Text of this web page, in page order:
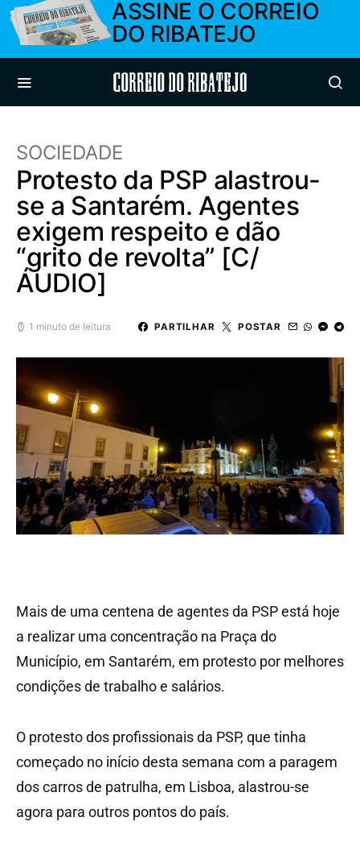
ASSINE O CORREIO
DO RIBATEJO
Correio do Ribatejo
SOCIEDADE
Protesto da PSP alastrou-
se a Santarém. Agentes
exigem respeito e dão
“grito de revolta” [C/
ÁUDIO]
1 minuto de leitura PARTILHAR POSTAR
Mais de uma centena de agentes da PSP está hoje
a realizar uma concentração na Praça do
Município, em Santarém, em protesto por melhores
condições de trabalho e salários.
O protesto dos profissionais da PSP, que tinha
começado no início desta semana com a paragem
dos carros de patrulha, em Lisboa, alastrou-se
agora para outros pontos do país.